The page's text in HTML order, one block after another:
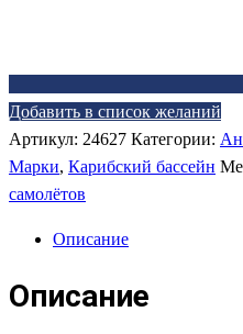
Добавить в список желаний
Артикул: 24627 Категории:
Марки, Карибский бассейн
самолётов
Описание
Описание